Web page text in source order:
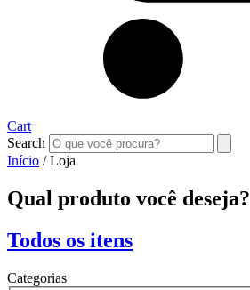
Cart
Search
Início / Loja
Qual produto você deseja?
Todos os itens
Categorias